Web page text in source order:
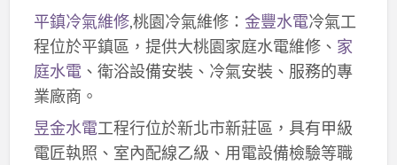
平鎮冷氣維修,桃園冷氣維修： 金豐水電冷氣工
程位於平鎮區，提供大桃園家庭水電維修、 家
庭水電、衛浴設備安裝、冷氣安裝、服務的專
業廠商。
昱金水電工程行位於新北市新莊區，具有甲級
電匠執照、室內配線乙級、用電設備檢驗等職